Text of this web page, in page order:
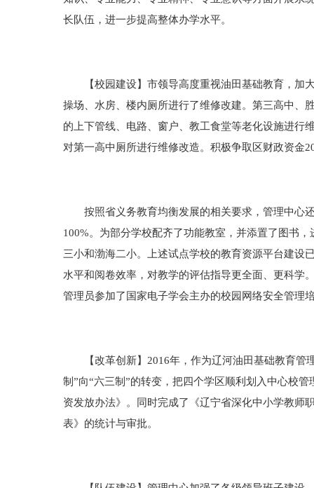
长队伍，进一步提高整体办学水平。
【校园建设】市领导高度重视油田基础教育，加大
操场、水房、楼内厕所进行了维修改建。第三高中、
的上下管线、电路、窗户、教工食堂等老化设施进行
对第一高中厕所进行维修改造。积极争取区财政资金
按照省义务教育均衡发展的相关要求，管理中心还
100%。为部分学校配齐了功能教室，并添置了图书
三小和渤海二小。上述试点学校的教育资源平台建设
水平和阅卷效率，对教学的评估指导更全面、更科学
管理员参加了国家电子学会主办的校园网络安全管理
【改革创新】2016年，作为辽河油田基础教育管理
制”向“六三制”的转变，把四个学区顺利划入中心校
资发放办法》。同时完成了《辽宁省深化中小学教师
表》的统计与审批。